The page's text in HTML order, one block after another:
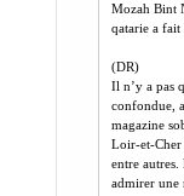
Mozah Bint
qatarie a fait
(DR)
Il n’y a pas
confondue,
magazine
Loir-et-Cher
entre
admirer une